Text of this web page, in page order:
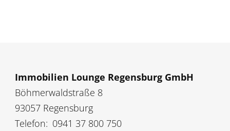
Immobilien Lounge Regensburg GmbH
Böhmerwaldstraße 8
93057 Regensburg
Telefon: 0941 37 800 750